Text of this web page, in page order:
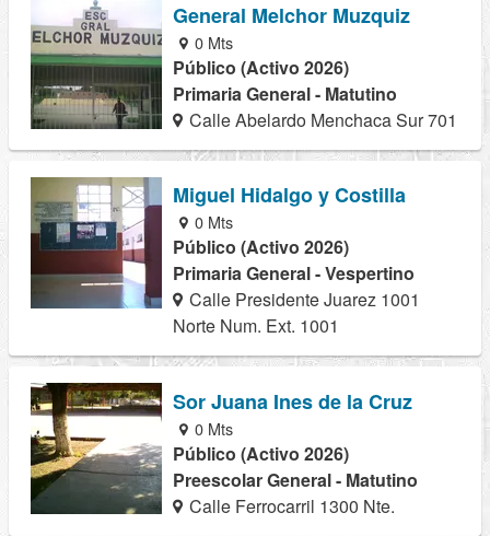
General Melchor Muzquiz
0 Mts
Público (Activo 2026)
Primaria General - Matutino
Calle Abelardo Menchaca Sur 701
Miguel Hidalgo y Costilla
0 Mts
Público (Activo 2026)
Primaria General - Vespertino
Calle Presidente Juarez 1001
Norte Num. Ext. 1001
Sor Juana Ines de la Cruz
0 Mts
Público (Activo 2026)
Preescolar General - Matutino
Calle Ferrocarril 1300 Nte.